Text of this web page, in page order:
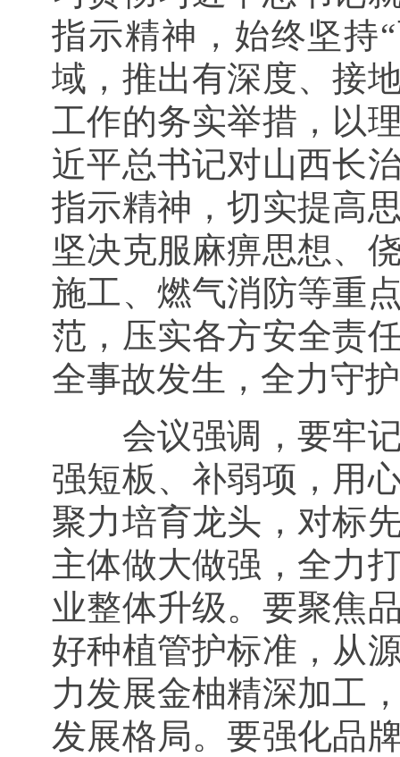
指示精神，始终坚持
域，推出有深度、接
工作的务实举措，以
近平总书记对山西长
指示精神，切实提高
坚决克服麻痹思想、
施工、燃气消防等重
范，压实各方安全责
全事故发生，全力守
会议强调，要牢
强短板、补弱项，用
聚力培育龙头，对标
主体做大做强，全力
业整体升级。要聚焦
好种植管护标准，从
力发展金柚精深加工
发展格局。要强化品